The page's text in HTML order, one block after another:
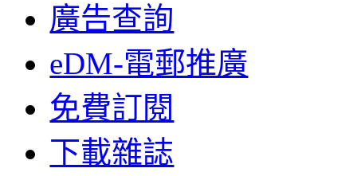
廣告查詢
eDM-電郵推廣
免費訂閱
下載雜誌